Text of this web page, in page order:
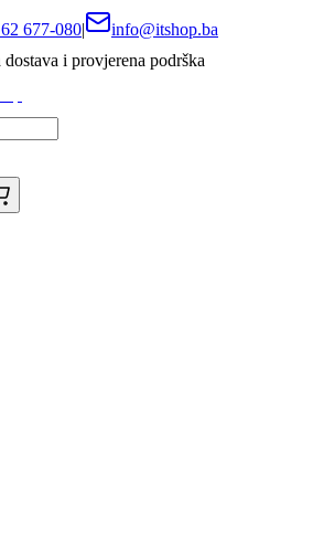
677-080|
info@itshop.ba
dostava i provjerena podrška